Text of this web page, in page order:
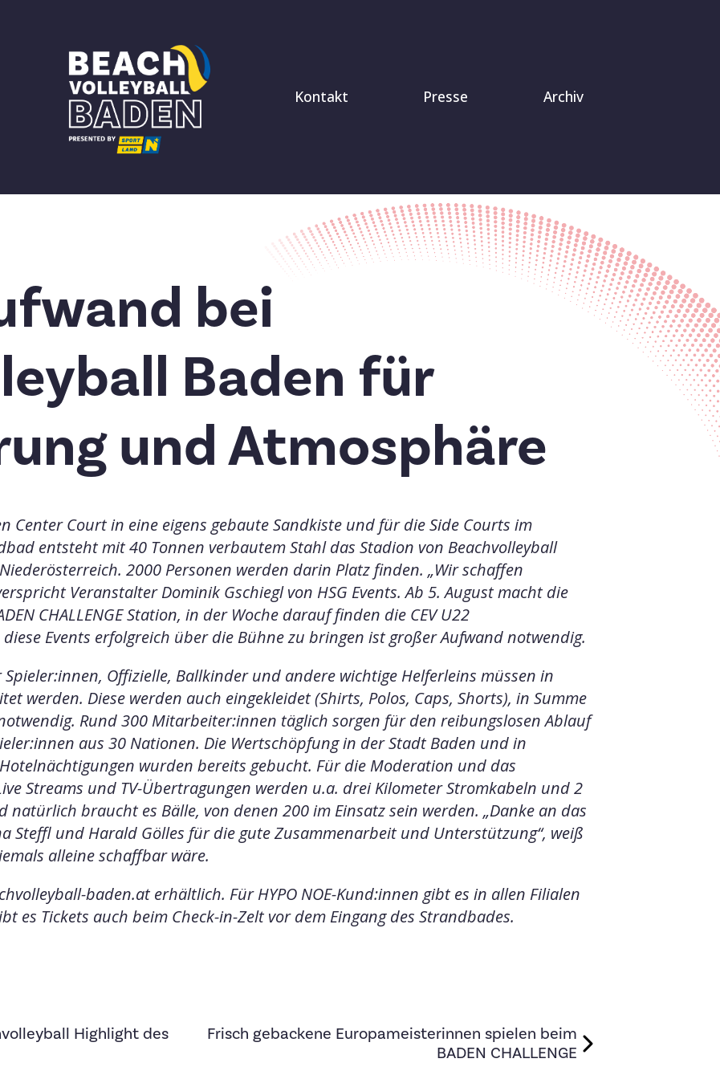
Kontakt Presse Archiv
bei
Baden für
und Atmosphäre
Center Court in eine eigens gebaute Sandkiste und für die Side Courts im
entsteht mit 40 Tonnen verbautem Stahl das Stadion von Beachvolleyball
2000 Personen werden darin Platz finden. „Wir schaffen
Veranstalter Dominik Gschiegl von HSG Events. Ab 5. August macht die
CHALLENGE Station, in der Woche darauf finden die CEV U22
Events erfolgreich über die Bühne zu bringen ist großer Aufwand notwendig.
Offizielle, Ballkinder und andere wichtige Helferleins müssen in
werden. Diese werden auch eingekleidet (Shirts, Polos, Caps, Shorts), in Summe
Rund 300 Mitarbeiter:innen täglich sorgen für den reibungslosen Ablauf
aus 30 Nationen. Die Wertschöpfung in derStadt Baden und in
wurden bereits gebucht. Für die Moderation und das
Streams und TV-Übertragungen werden u.a. drei Kilometer Stromkabeln und 2
natürlich braucht es Bälle, von denen 200 im Einsatz sein werden. „Danke an das
Steffl und Harald Gölles für die gute Zusammenarbeit und Unterstützung“, weiß
alleine schaffbar wäre.
baden.at erhältlich. Für HYPO NOE-Kund:innen gibt es in allen Filialen
es Tickets auch beim Check-in-Zelt vor dem Eingang des Strandbades.
Highlight des
Frisch gebackene Europameisterinnen spielen beim
BADEN CHALLENGE